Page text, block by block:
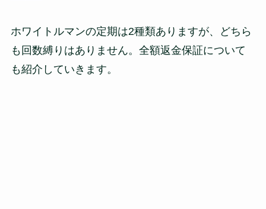
ホワイトルマンの定期は2種類ありますが、どちら
も回数縛りはありません。全額返金保証について
も紹介していきます。